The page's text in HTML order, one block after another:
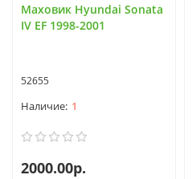
Маховик Hyundai Sonata
IV EF 1998-2001
52655
1
2000.00р.